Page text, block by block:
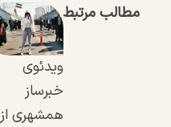
مطالب مرتبط
ویدئوی
خبرساز
همشهری از